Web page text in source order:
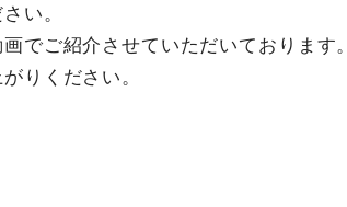
い。
でご紹介させていただいております。
りください。